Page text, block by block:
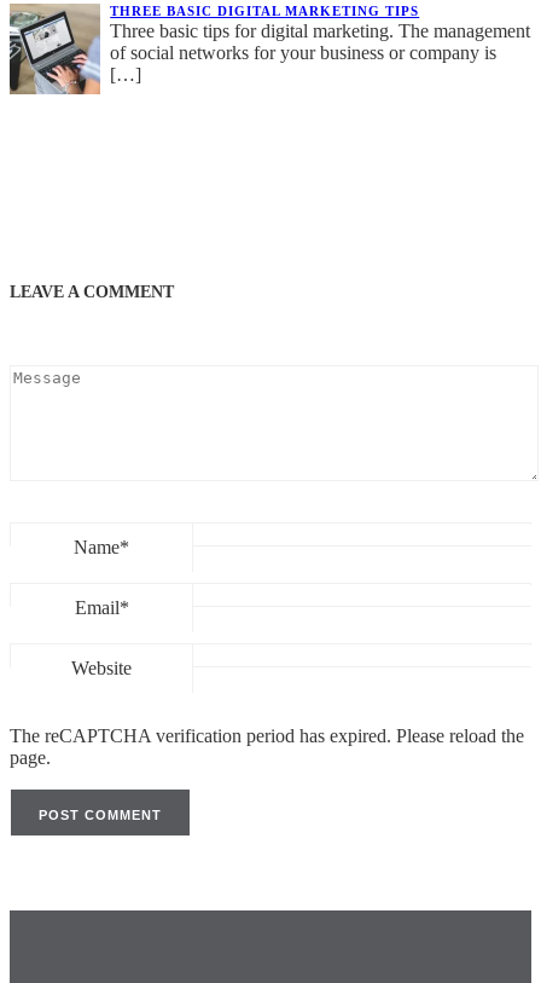
THREE BASIC DIGITAL MARKETING TIPS
Three basic tips for digital marketing. The management
of social networks for your business or company is
[…]
LEAVE A COMMENT
Name*
Email*
Website
The reCAPTCHA verification period has expired. Please reload the
page.